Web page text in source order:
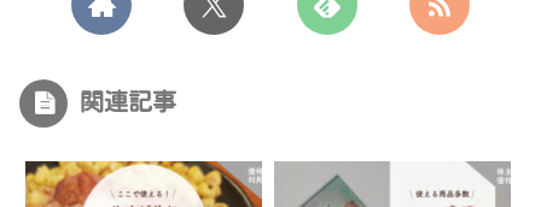
関連記事